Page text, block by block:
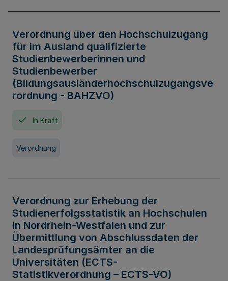
Verordnung über den Hochschulzugang
für im Ausland qualifizierte
Studienbewerberinnen und
Studienbewerber
(Bildungsausländerhochschulzugangsve
rordnung - BAHZVO)
In Kraft
Verordnung
Verordnung zur Erhebung der
Studienerfolgsstatistik an Hochschulen
in Nordrhein-Westfalen und zur
Übermittlung von Abschlussdaten der
Landesprüfungsämter an die
Universitäten (ECTS-
Statistikverordnung – ECTS-VO)